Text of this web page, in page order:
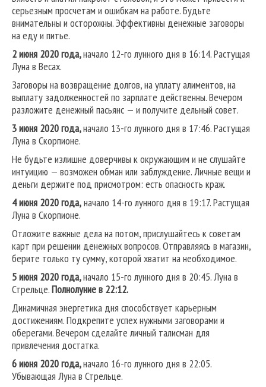
серьезным просчетам и ошибкам на работе. Будьте
внимательны и осторожны. Эффективны денежные заговоры
на еду и питье.
2 июня 2020 года,начало 12-го лунного дня в 16:14. Растущая
Луна в Весах.
Заговоры на возвращение долгов, на уплату алиментов, на
выплату задолженностей по зарплате действенны. Вечером
разложите денежный пасьянс — и получите дельный совет.
3 июня 2020 года,начало 13-го лунного дня в 17:46. Растущая
Луна в Скорпионе.
Не будьте излишне доверчивы к окружающим и не слушайте
интуицию — возможен обман или заблуждение. Личные вещи и
деньги держите под присмотром: есть опасность краж.
4 июня 2020 года,начало 14-го лунного дня в 19:17. Растущая
Луна в Скорпионе.
Отложите важные дела на потом, прислушайтесь к советам
карт при решении денежных вопросов. Отправляясь в магазин,
берите только ту сумму, которой хватит на необходимое.
5 июня 2020 года,начало 15-го лунного дня в 20:45. Луна в
Стрельце.Полнолуние в 22:12.
Динамичная энергетика дня способствует карьерным
достижениям. Подкрепите успех нужными заговорами и
оберегами. Вечером сделайте личный талисман для
привлечения достатка.
6 июня 2020 года,начало 16-го лунного дня в 22:05.
Убывающая Луна в Стрельце.